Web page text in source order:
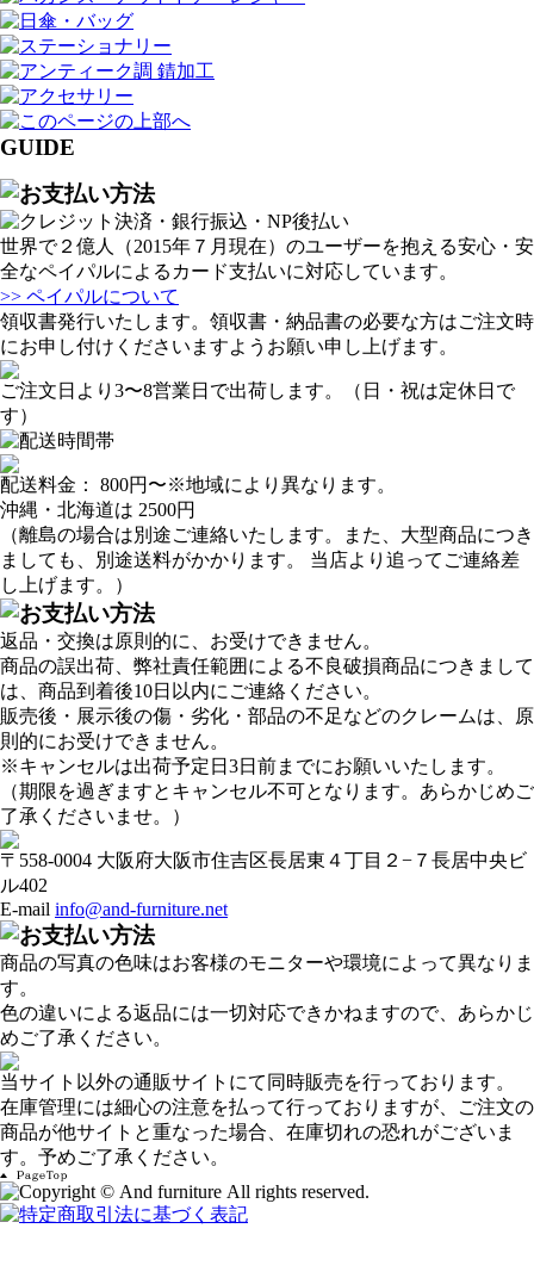
GUIDE
世界で２億人（2015年７月現在）のユーザーを抱える安心・安
全なペイパルによるカード支払いに対応しています。
>> ペイパルについて
領収書発行いたします。領収書・納品書の必要な方はご注文時
にお申し付けくださいますようお願い申し上げます。
ご注文日より3〜8営業日で出荷します。（日・祝は定休日で
す）
配送料金： 800円 〜※地域により異なります。
沖縄・北海道は 2500円
（離島の場合は別途ご連絡いたします。また、大型商品につき
ましても、別途送料がかかります。 当店より追ってご連絡差
し上げます。）
返品・交換は原則的に、お受けできません。
商品の誤出荷、弊社責任範囲による不良破損商品につきまして
は、商品到着後10日以内にご連絡ください。
販売後・展示後の傷・劣化・部品の不足などのクレームは、原
則的にお受けできません。
※キャンセルは出荷予定日3日前までにお願いいたします。
（期限を過ぎますとキャンセル不可となります。あらかじめご
了承くださいませ。）
〒558-0004 大阪府大阪市住吉区長居東４丁目２−７長居中央ビ
ル402
E-mail info@and-furniture.net
商品の写真の色味はお客様のモニターや環境によって異なりま
す。
色の違いによる返品には一切対応できかねますので、あらかじ
めご了承ください。
当サイト以外の通販サイトにて同時販売を行っております。
在庫管理には細心の注意を払って行っておりますが、ご注文の
商品が他サイトと重なった場合、在庫切れの恐れがございま
す。予めご了承ください。